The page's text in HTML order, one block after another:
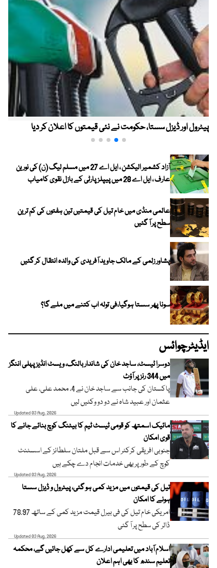
پیٹرول اور ڈیزل سستا، حکومت نے نئی قیمتوں کا اعلان کر دیا
آزاد کشمیر الیکشن ، ایل اے 27 میں مسلم لیگ (ن) کی نورین
عارف ، ایل اے 28 میں پیپلز پارٹی کے بازل نقوی کامیاب
عالمی منڈی میں خام تیل کی قیمتیں تین ہفتوں کی کم ترین
سطح پر آ گئیں
پشاور زلمی کے مالک جاوید آفریدی کی والدہ انتقال کر گئیں
سونا پھر سستا ہوگیا،فی تولہ اب کتنے میں ملے گا؟
ایڈیٹرچوائس
دوسرا ٹیسٹ، ساجد خان کی شاندار بالنگ، ویسٹ انڈیز پہلی اننگز
میں 344 رنز پر آؤٹ
پاکستان کی جانب سے ساجد خان نے 4، محمد علی، علی
عثمان اور عبید شاہ نے دو دو وکٹیں لیں
Updated 03 Aug, 2026
مائیک اسمتھ کو قومی ٹیسٹ ٹیم کا بیٹنگ کوچ بنائے جانے کا
قوی امکان
جنوبی افریقی کرکٹر اس سے قبل ملتان سلطانز کے اسسٹنٹ
کوچ کے طور پر بھی خدمات انجام دے چکے ہیں
Updated 03 Aug, 2026
تیل کی قیمتوں میں مزید کمی ہو گئی، پیٹرول و ڈیزل سستا
ہونے کا امکان
امریکی خام تیل کی فی بیرل قیمت مزید کمی کے ساتھ 78.97
ڈالر کی سطح پر آ گئی
Updated 03 Aug, 2026
اسلام آباد میں تعلیمی ادارے کل سے کھل جائیں گے، محکمہ
تعلیم سندھ کا بھی اہم اعلان